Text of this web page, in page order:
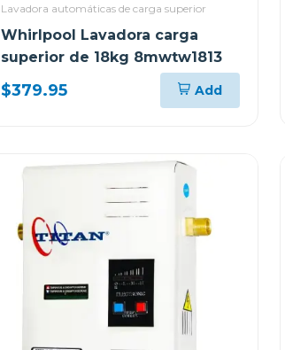
Lavadora automáticas de carga superior
Whirlpool Lavadora carga
superior de 18kg 8mwtw1813
$379.95 Add